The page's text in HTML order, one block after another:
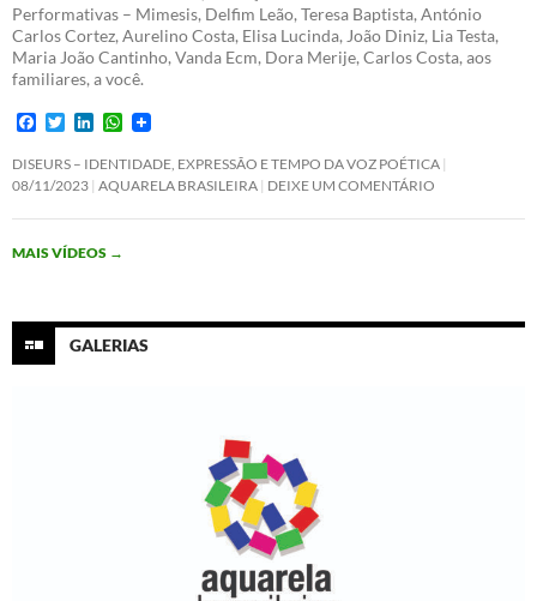
Performativas – Mimesis, Delfim Leão, Teresa Baptista, António
Carlos Cortez, Aurelino Costa, Elisa Lucinda, João Diniz, Lia Testa,
Maria João Cantinho, Vanda Ecm, Dora Merije, Carlos Costa, aos
familiares, a você.
F
c
e
o
k
T
i
t
e
n
k
d
n
W
a
t
A
DISEURS – IDENTIDADE, EXPRESSÃO E TEMPO DA VOZ POÉTICA
08/11/2023 AQUARELA BRASILEIRA DEIXE UM COMENTÁRIO
MAIS VÍDEOS →
GALERIAS